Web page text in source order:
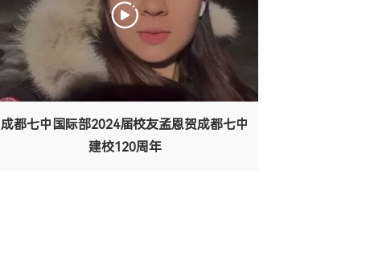
成都七中国际部2024届校友孟恩贺成都七中
建校120周年